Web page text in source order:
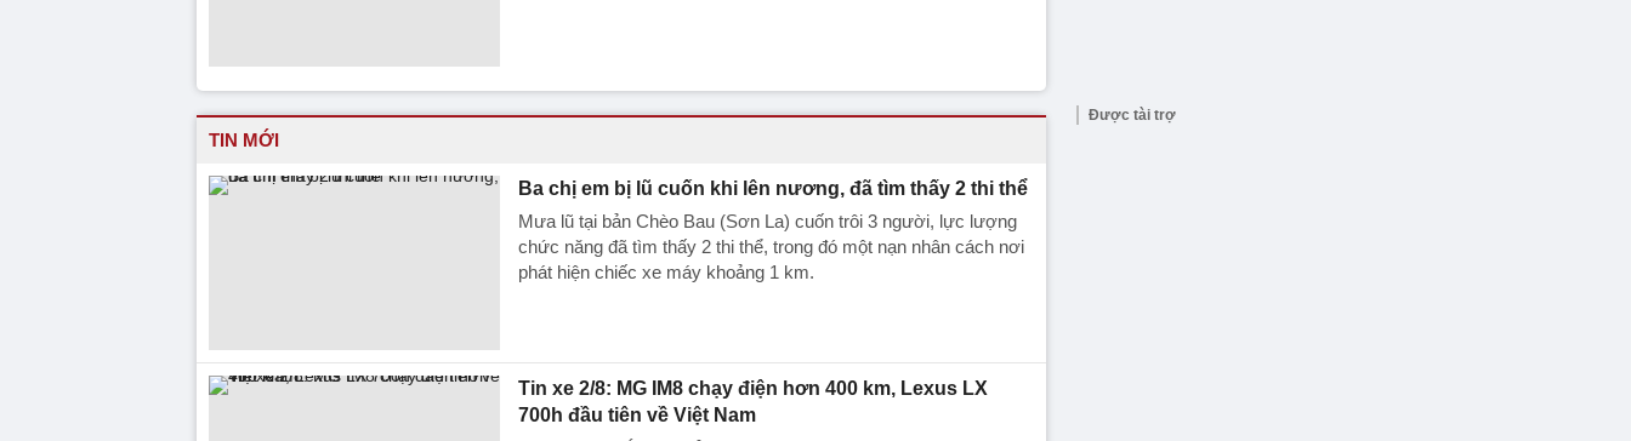
TIN MỚI
Ba chị em bị lũ cuốn khi lên nương, đã tìm thấy 2 thi thể
Mưa lũ tại bản Chèo Bau (Sơn La) cuốn trôi 3 người, lực lượng
chức năng đã tìm thấy 2 thi thể, trong đó một nạn nhân cách nơi
phát hiện chiếc xe máy khoảng 1 km.
Tin xe 2/8: MG IM8 chạy điện hơn 400 km, Lexus LX
700h đầu tiên về Việt Nam
Được tài trợ